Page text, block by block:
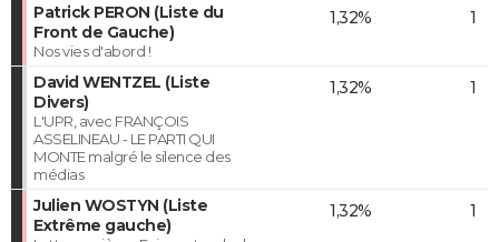
Patrick PERON (Liste du
Front de Gauche)
Nos vies d'abord !
1,32% 1
David WENTZEL (Liste
Divers)
L'UPR, avec FRANÇOIS
ASSELINEAU - LE PARTI QUI
MONTE malgré le silence des
médias
1,32% 1
Julien WOSTYN (Liste
Extrême gauche)
1,32% 1